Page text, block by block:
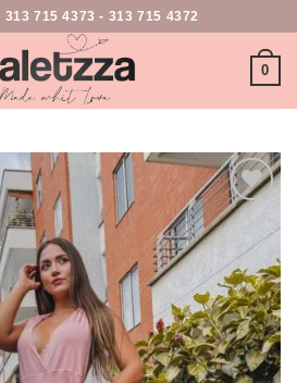
313 715 4373 - 313 715 4372
0
Add to
wishlist